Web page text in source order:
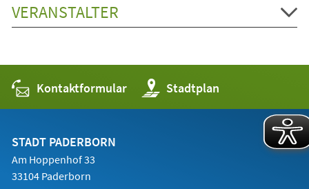
VERANSTALTER
Kontaktformular Stadtplan
(Öffnet
in
einem
STADT PADERBORN
Am Hoppenhof 33
33104 Paderborn